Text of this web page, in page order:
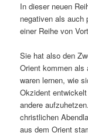
In dieser neuen
negativen als auch
einer Reihe von
Sie hat also den
Orient kommen als
waren lernen, wie
Okzident
andere
christlichen
aus dem Orient